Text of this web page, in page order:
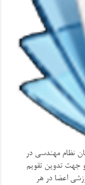
نظام مهندسی در
جهت تدوین تقویم
آموزشی اعضا در هر